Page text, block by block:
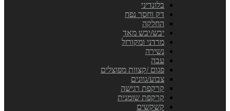
בלונדיני
דק וחסר נפח
החלקה
יבש/יבש מאד
מרדני ומקורזל
נשירה
עבה
פגום /קצוות מפוצלים
צבוע/גוונים
קרקפת רגישה
קרקפת שומנית
קשקשים